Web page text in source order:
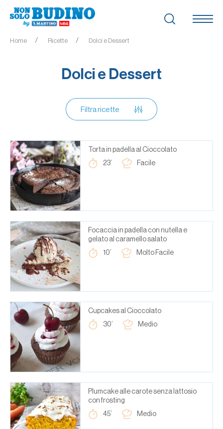
Home Ricette Dolci e Dessert
Dolci e Dessert
Filtra ricette
Torta in padella al Cioccolato
23’
Facile
Focaccia in padella con nutella e
gelato al caramello salato
10’
Molto Facile
Cupcakes al Cioccolato
30’
Medio
Plumcake alle carote senza lattosio
con frosting
45’
Medio